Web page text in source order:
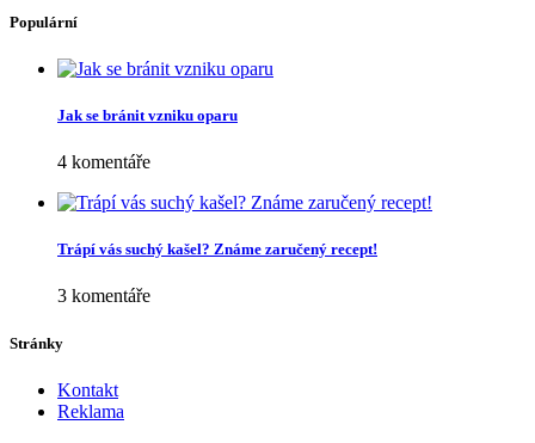
Populární
Jak se bránit vzniku oparu
4 komentáře
Trápí vás suchý kašel? Známe zaručený recept!
3 komentáře
Stránky
Kontakt
Reklama